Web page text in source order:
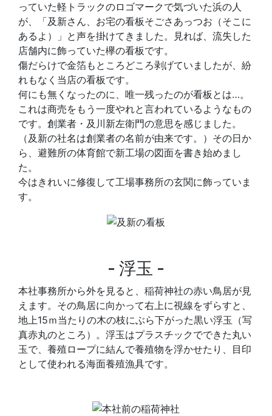
っていた軽トラックのロゴマークで気づいた浜の人
が、「及新さん、お宅の看板そごさあっつお（そこに
あるよ）」と声を掛けてきました。見れば、流失した
店舗内に飾っていた欅の看板です。
傷だらけで金箔もところどころ剥げていましたが、紛
れもなく当店の看板です。
何にも無くなったのに、唯一残ったのが看板とは…。
これは商売をもう一度やれと言われているようなもの
です。創業者・及川新左衛門の意思を感じました。
（及新の社名は創業者の名前が由来です。）その日か
ら、避難所の体育館で新工場の図面を書き始めまし
た。
今はきれいに修復して工場事務所の玄関に飾っていま
す。
‐ 浮玉 ‐
本社事務所から外を見ると、稲荷神社の赤い鳥居が見
えます。その鳥居に向かって右上に視線をずらすと、
地上15ｍ当たりの木の枝にぶら下がった黒い浮玉（写
真赤丸のところ）。浮玉はプラスチックでできた丸い
玉で、養殖ロープに結んで養殖物を浮かせたり、目印
として使われる海面養殖漁具です。